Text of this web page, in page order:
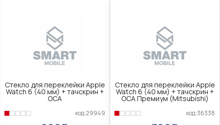
Стекло для переклейки Apple
Watch 6 (40 мм) + тачскрин +
OCA
код:29949
Стекло для переклейки Apple
Watch 6 (40 мм) + тачскрин +
OCA Премиум (Mitsubishi)
код:36338